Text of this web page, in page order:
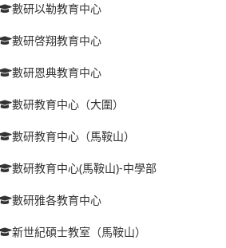
數研以勒教育中心
數研啓翔教育中心
數研恩典教育中心
數研教育中心（大圍）
數研教育中心（馬鞍山）
數研教育中心(馬鞍山)-中學部
數研雅各教育中心
新世紀碩士教室（馬鞍山）